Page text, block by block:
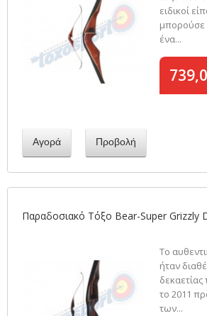
ειδικοί
μπορούσε
ένα...
Αγορά Προβολή
Παραδοσιακό Τόξο Bear-Super Grizzly
Το
ήταν
το 2011
των...